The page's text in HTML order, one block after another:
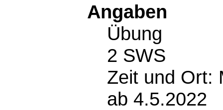
Angaben
Übung
2 SWS
Zeit und Ort:
ab 4.5.2022